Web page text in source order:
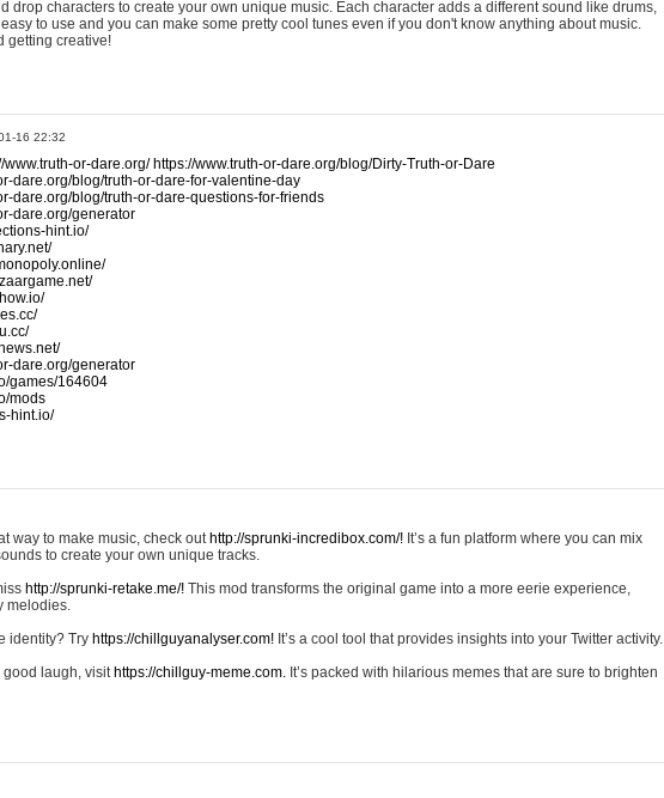
drop characters to create your own unique music. Each character adds a different sound like drums,
to use and you can make some pretty cool tunes even if you don't know anything about music.
getting creative!
16 22:32
www.truth-or-dare.org/ https://www.truth-or-dare.org/blog/Dirty-Truth-or-Dare
dare.org/blog/truth-or-dare-for-valentine-day
dare.org/blog/truth-or-dare-questions-for-friends
dare.org/generator
hint.io/
dare.org/generator
games/164604
mods
hint.io/
way to make music, check out http://sprunki-incredibox.com/! It’s a fun platform where you can mix
to create your own unique tracks.
http://sprunki-retake.me/! This mod transforms the original game into a more eerie experience,
melodies.
identity? Try https://chillguyanalyser.com! It’s a cool tool that provides insights into your Twitter activity.
good laugh, visit https://chillguy-meme.com. It’s packed with hilarious memes that are sure to brighten